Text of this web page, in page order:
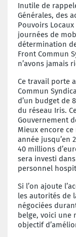
Inutile de
Générales, des
Pouvoirs
journées de
détermination
Front Commun
n’avons jamais
Ce travail porte
Commun
d’un budget de
du réseau Iris.
Gouvernement
Mieux encore
année jusqu’en
40 millions
sera investi
personnel
Si l’on ajoute
les autorités de
négociées
belge, voici une
objectif